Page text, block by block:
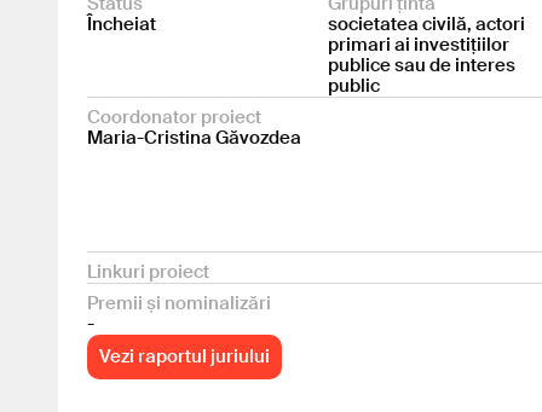
Încheiat
societatea civilă, actori
primari ai investițiilor
publice sau de interes
public
Coordonator proiect
Maria-Cristina Găvozdea
Linkuri proiect
Premii și nominalizări
-
Vezi raportul juriului